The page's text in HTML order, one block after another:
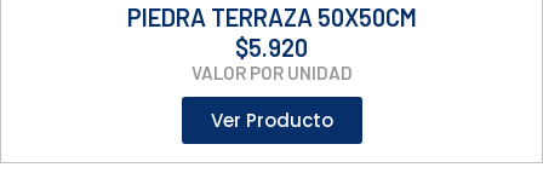
PIEDRA TERRAZA 50X50CM
$5.920
VALOR POR UNIDAD
Ver Producto